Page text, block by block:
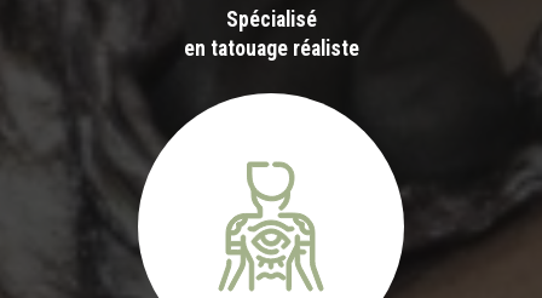
Spécialisé
en tatouage réaliste